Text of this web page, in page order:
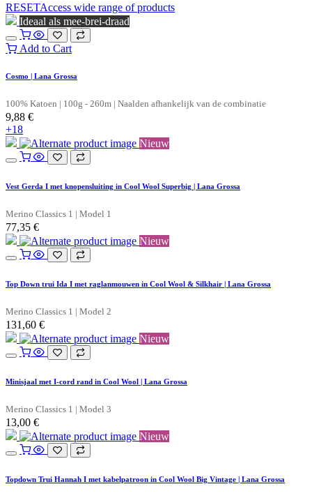
RESETAccess wide range of products
Ideaal als mee-brei-draad
Add to Cart
Cosmo | Lana Grossa
100% Katoen | 100g - 260m | Naalden afhankelijk van de combinatie
9,88 €
+18
Nieuw
Vest Gerda I met knopensluiting in Cool Wool Superbig | Lana Grossa
Merino Classics 1 | Model 1
77,35 €
Nieuw
Top Down trui Ida I met raglanmouwen in Cool Wool & Silkhair | Lana Grossa
Merino Classics 1 | Model 2
131,60 €
Nieuw
Minisjaal met I-cord rand in Cool Wool | Lana Grossa
Merino Classics 1 | Model 3
13,00 €
Nieuw
Topdown Trui Hannah I met kabelpatroon in Cool Wool Big Vintage | Lana Grossa